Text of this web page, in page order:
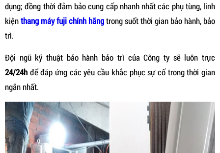
dụng; đồng thời đảm bảo cung cấp nhanh nhất các phụ tùng, linh
kiệnthang máy fuji chính hãngtrong suốt thời gian bảo hành, bảo
trì.
Đội ngũ kỹ thuật bảo hành bảo trì của Công ty sẽ luôn trực
24/24h để đáp ứng các yêu cầu khắc phục sự cố trong thời gian
ngắn nhất.